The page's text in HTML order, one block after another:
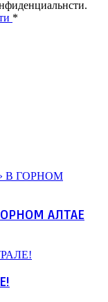
*
АЛТАЕ